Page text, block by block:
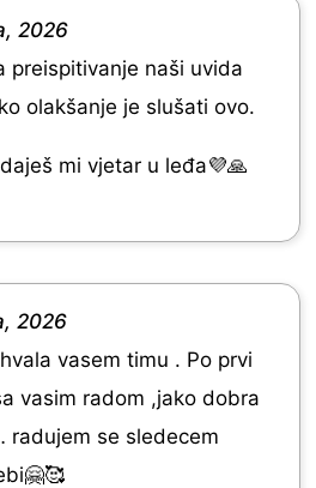
2026
preispitivanje naši uvida
olakšanje je slušati ovo.
mi vjetar u leđa💜🙏
2026
vasem timu . Po prvi
vasim radom ,jako dobra
radujem se sledecem